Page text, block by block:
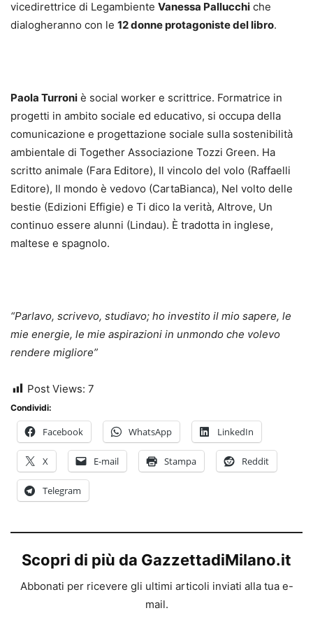
vicedirettrice di Legambiente Vanessa Pallucchi che
dialogheranno con le 12 donne protagoniste del libro.
Paola Turroni è social worker e scrittrice. Formatrice in
progetti in ambito sociale ed educativo, si occupa della
comunicazione e progettazione sociale sulla sostenibilità
ambientale di Together Associazione Tozzi Green. Ha
scritto animale (Fara Editore), Il vincolo del volo (Raffaelli
Editore), Il mondo è vedovo (CartaBianca), Nel volto delle
bestie (Edizioni Effigie) e Ti dico la verità, Altrove, Un
continuo essere alunni (Lindau). È tradotta in inglese,
maltese e spagnolo.
“Parlavo, scrivevo, studiavo; ho investito il mio sapere, le
mie energie, le mie aspirazioni in unmondo che volevo
rendere migliore”
Post Views: 7
Condividi:
Facebook WhatsApp LinkedIn
X E-mail Stampa Reddit
Telegram
Scopri di più da GazzettadiMilano.it
Abbonati per ricevere gli ultimi articoli inviati alla tua e-
mail.